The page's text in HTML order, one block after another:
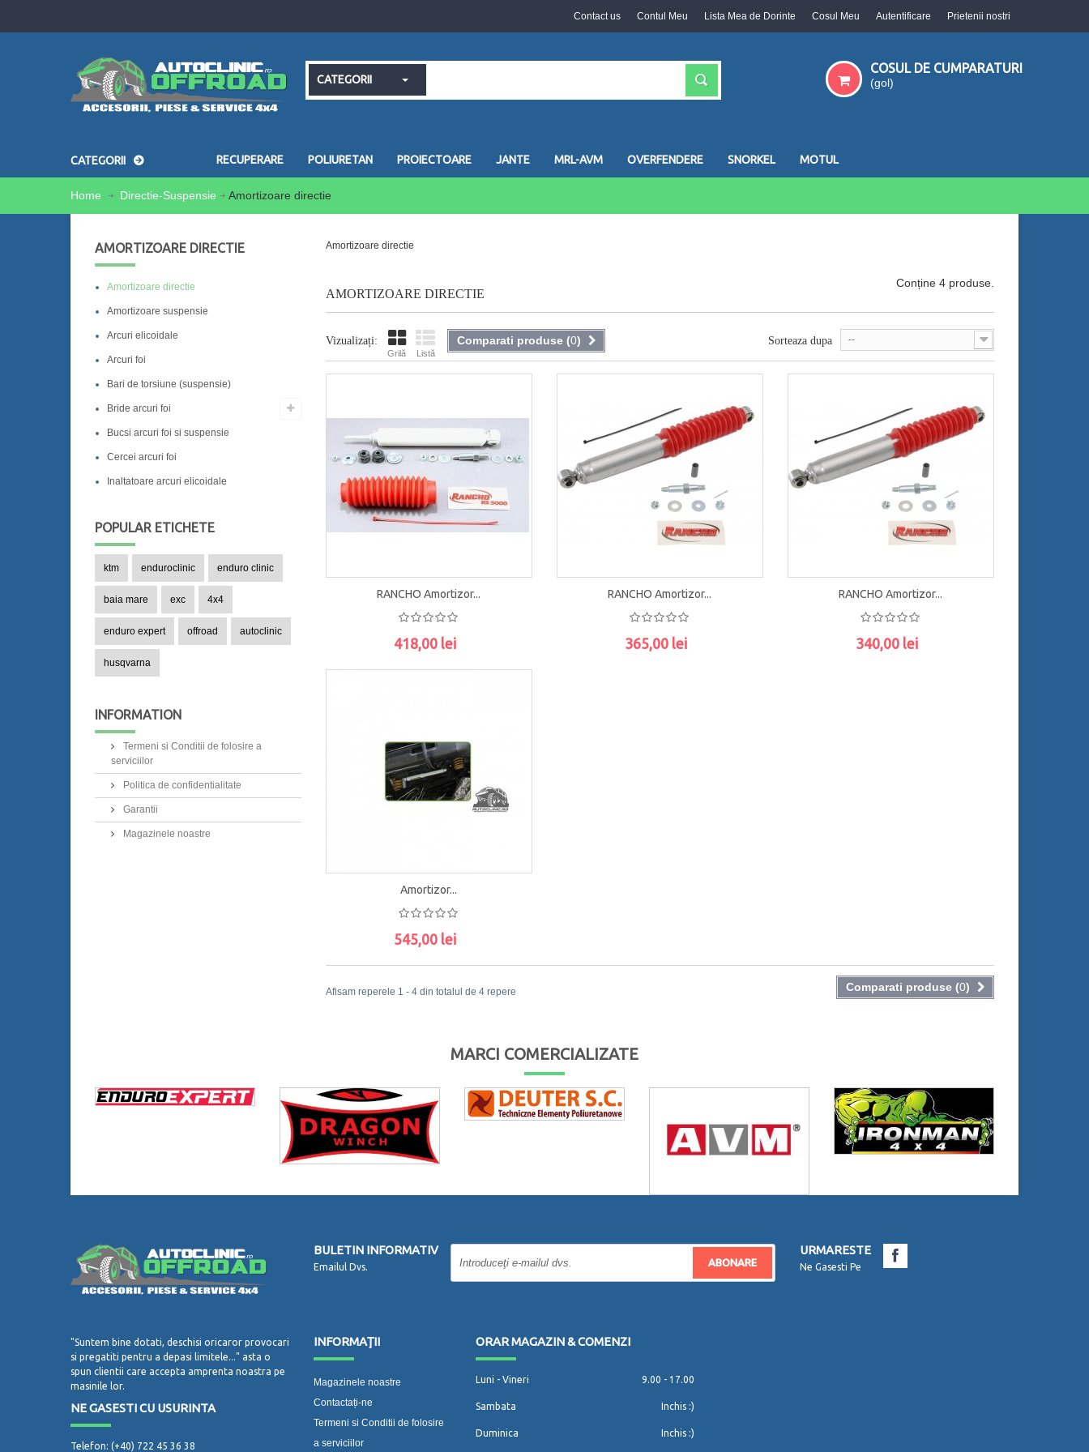
Prietenii nostri
Contact us Contul Meu Lista Mea de Dorinte Cosul Meu Autentificare
CATEGORII
COSUL DE CUMPARATURI
(gol)
CATEGORII RECUPERARE POLIURETAN PROIECTOARE JANTE MRL-AVM OVERFENDERE SNORKEL MOTUL
Home Directie-Suspensie Amortizoare directie
AMORTIZOARE DIRECTIE
Amortizoare directie
Amortizoare suspensie
Arcuri elicoidale
Arcuri foi
Bari de torsiune (suspensie)
Bride arcuri foi
Bucsi arcuri foi si suspensie
Cercei arcuri foi
Inaltatoare arcuri elicoidale
POPULAR ETICHETE
ktm enduroclinic enduro clinic
baia mare exc 4x4
enduro expert offroad autoclinic
husqvarna
INFORMATION
Termeni si Conditii de folosire a
serviciilor
Politica de confidentialitate
Garantii
Magazinele noastre
Amortizoare directie
AMORTIZOARE DIRECTIE
Conține 4 produse.
Vizualizați:
Grilă Listă
Sorteaza dupa --
Comparati produse (0)
RANCHO Amortizor...
418,00 lei
RANCHO Amortizor...
365,00 lei
RANCHO Amortizor...
340,00 lei
Amortizor...
545,00 lei
Comparati produse (0)
Afisam reperele 1 - 4 din totalul de 4 repere
MARCI COMERCIALIZATE
BULETIN INFORMATIV
Emailul Dvs. ABONARE
URMARESTE
Ne Gasesti Pe
"Suntem bine dotati, deschisi oricaror provocari
si pregatiti pentru a depasi limitele..." asta o
spun clientii care accepta amprenta noastra pe
masinile lor.
NE GASESTI CU USURINTA
Telefon: (+40) 722 45 36 38
INFORMAŢII
Magazinele noastre
Contactați-ne
Termeni si Conditii de folosire
a serviciilor
ORAR MAGAZIN & COMENZI
Luni - Vineri 9.00 - 17.00
Sambata Inchis :)
Duminica Inchis :)